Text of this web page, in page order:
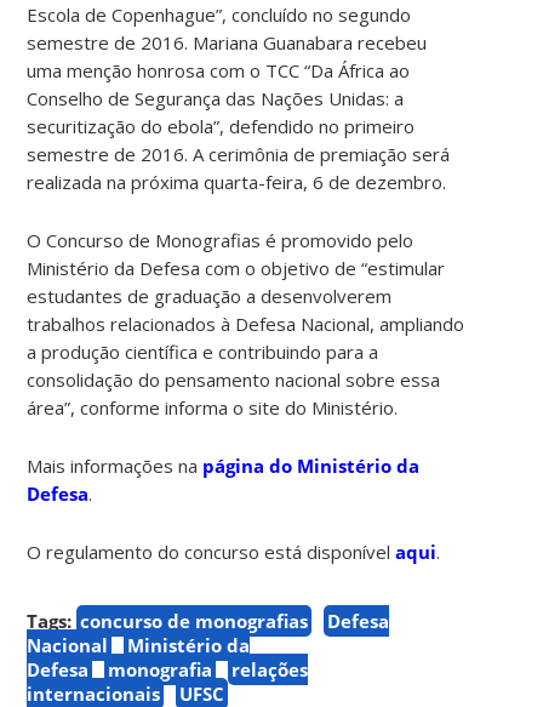
Escola de Copenhague”, concluído no segundo
semestre de 2016. Mariana Guanabara recebeu
uma menção honrosa com o TCC “Da África ao
Conselho de Segurança das Nações Unidas: a
securitização do ebola”, defendido no primeiro
semestre de 2016. A cerimônia de premiação será
realizada na próxima quarta-feira, 6 de dezembro.
O Concurso de Monografias é promovido pelo
Ministério da Defesa com o objetivo de “estimular
estudantes de graduação a desenvolverem
trabalhos relacionados à Defesa Nacional, ampliando
a produção científica e contribuindo para a
consolidação do pensamento nacional sobre essa
área”, conforme informa o site do Ministério.
Mais informações na página do Ministério da
Defesa.
O regulamento do concurso está disponívelaqui.
Tags: concurso de monografias
Defesa
Nacional
Ministério da
Defesa
monografia
relações
internacionais
UFSC